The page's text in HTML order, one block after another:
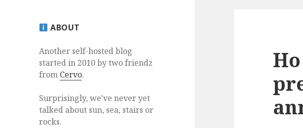
ABOUT
Another self-hosted blog
started in 2010 by two friendz
from Cervo.
Surprisingly, we've never yet
talked about sun, sea, stairs or
rocks.